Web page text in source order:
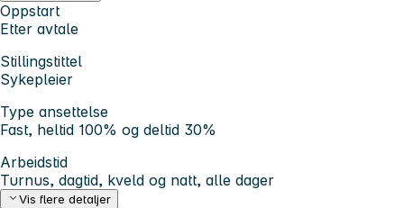
Oppstart
Etter avtale
Stillingstittel
Sykepleier
Type ansettelse
Fast, heltid 100% og deltid 30%
Arbeidstid
Turnus, dagtid, kveld og natt, alle dager
Vis flere detaljer